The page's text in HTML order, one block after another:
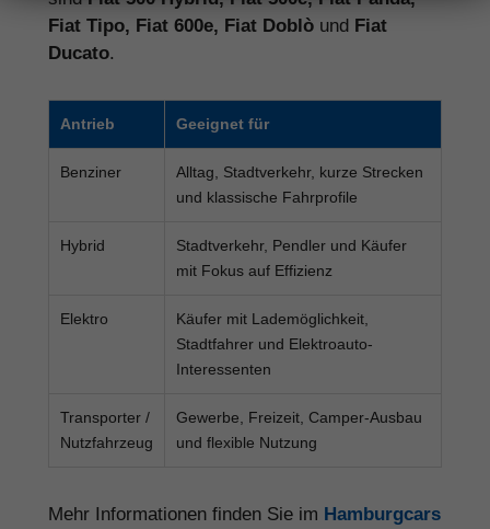
Fiat Tipo, Fiat 600e, Fiat Doblò und Fiat
Ducato.
Antrieb Geeignet für
Benziner
Alltag, Stadtverkehr, kurze Strecken
und klassische Fahrprofile
Hybrid
Stadtverkehr, Pendler und Käufer
mit Fokus auf Effizienz
Elektro
Käufer mit Lademöglichkeit,
Stadtfahrer und Elektroauto-
Interessenten
Transporter /
Nutzfahrzeug
Gewerbe, Freizeit, Camper-Ausbau
und flexible Nutzung
Mehr Informationen finden Sie im Hamburgcars